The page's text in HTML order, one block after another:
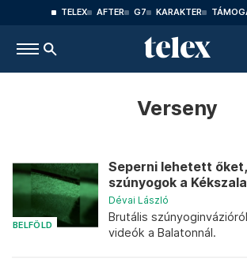
TELEX AFTER G7 KARAKTER
Verseny
BELFÖLD
Seperni lehetett
szúnyogok a
Dévai László
Brutális
videók a Balatonnál.